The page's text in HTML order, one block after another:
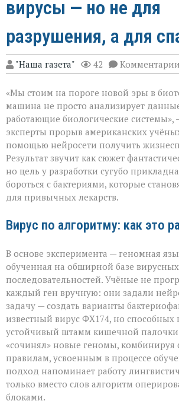
вирусы — но не для
разрушения, а для
"Наша газета" 42 Комментарии
«Мы стоим на пороге новой эры в
машина не просто анализирует
работающие биологические
эксперты прорыв американских
помощью нейросети получить
Результат звучит как сюжет
но цель у разработки сугубо
бороться с бактериями, которые
для привычных лекарств.
Вирус по алгоритму: как это
В основе эксперимента — геномная
обученная на обширной базе вирусных
последовательностей. Учёные не
каждый ген вручную: они задали
задачу — создать варианты
известный вирус ФХ174, но способных
устойчивый штамм кишечной
«сочинял» новые геномы, комбинируя
правилам, усвоенным в процессе
подход напоминает работу
только вместо слов алгоритм
блоками.